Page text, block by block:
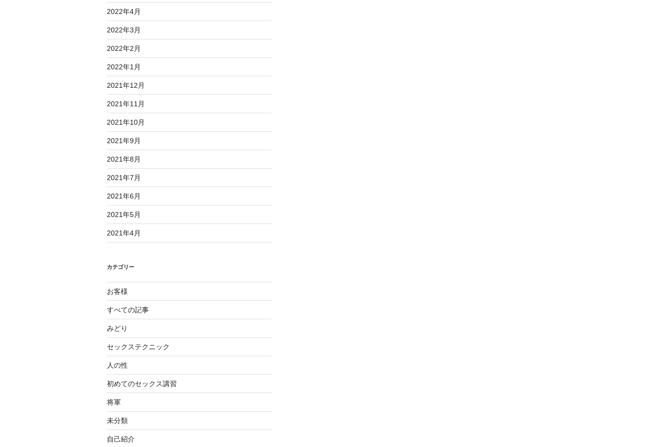
す
る”
の
2022年4月
2022年3月
2022年2月
2022年1月
2021年12月
2021年11月
2021年10月
2021年9月
2021年8月
2021年7月
2021年6月
2021年5月
2021年4月
カテゴリー
お客様
すべての記事
みどり
セックステクニック
人の性
初めてのセックス講習
将軍
未分類
自己紹介